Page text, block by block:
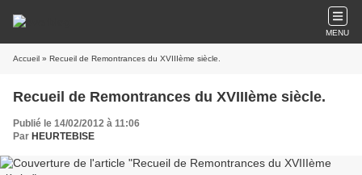
MENU
Accueil » Recueil de Remontrances du XVIIIème siècle.
Recueil de Remontrances du XVIIIème siècle.
Publié le 14/02/2012 à 11:06
Par HEURTEBISE